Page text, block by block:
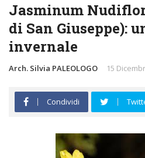
Jasminum
di San Giuseppe):
invernale
Arch. Silvia PALEOLOGO 15
Condividi